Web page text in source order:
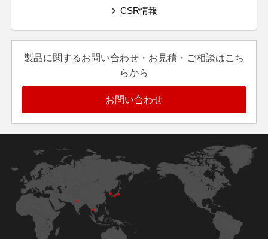
CSR情報
製品に関するお問い合わせ・お見積・ご相談はこち
らから
お問い合わせ